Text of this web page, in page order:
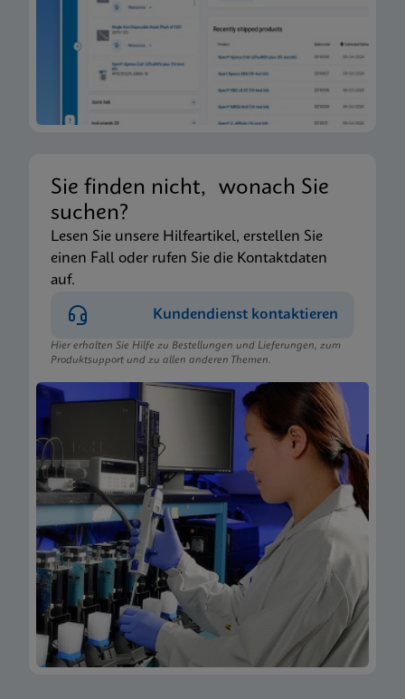
Sie finden nicht, wonach Sie
suchen?
Lesen Sie unsere Hilfeartikel, erstellen Sie
einen Fall oder rufen Sie die Kontaktdaten
auf.
Kundendienst kontaktieren
Hier erhalten Sie Hilfe zu Bestellungen und Lieferungen, zum
Produktsupport und zu allen anderen Themen.